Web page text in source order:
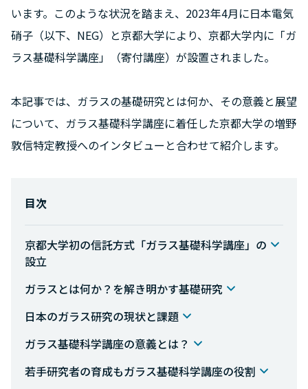
います。このような状況を踏まえ、2023年4月に日本電気
硝子（以下、NEG）と京都大学により、京都大学内に「ガ
ラス基礎科学講座」（寄付講座）が設置されました。
本記事では、ガラスの基礎研究とは何か、その意義と展望
について、ガラス基礎科学講座に着任した京都大学の増野
敦信特定教授へのインタビューと合わせて紹介します。
目次
京都大学初の信託方式「ガラス基礎科学講座」の
設立
ガラスとは何か？を解き明かす基礎研究
日本のガラス研究の現状と課題
ガラス基礎科学講座の意義とは？
若手研究者の育成もガラス基礎科学講座の役割